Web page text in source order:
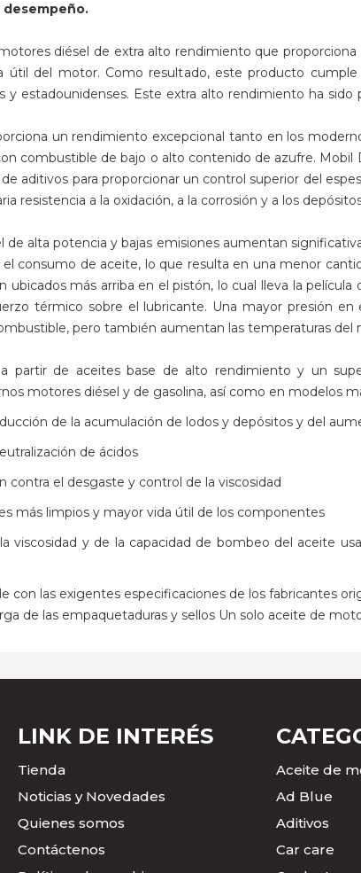
diésel de extra alto rendimiento que
útil del motor. Como resultado, este producto
estadounidenses. Este extra alto rendimiento ha
un rendimiento excepcional tanto en los
combustible de bajo o alto contenido de azufre. Mobil
aditivos para proporcionar un control superior del
resistencia a la oxidación, a la corrosión y a los
alta potencia y bajas emisiones aumentan
consumo de aceite, lo que resulta en una menor
ubicados más arriba en el pistón, lo cual lleva la
térmico sobre el lubricante. Una mayor presión
pero también aumentan las temperaturas
partir de aceites base de alto rendimiento y un
motores diésel y de gasolina, así como en modelos
de la acumulación de lodos y depósitos y del
de ácidos
contra el desgaste y control de la viscosidad
más limpios y mayor vida útil de los componentes
viscosidad y de la capacidad de bombeo del aceite
con las exigentes especificaciones de los fabricantes
de las empaquetaduras y sellos Un solo aceite de
LINK DE INTERÉS
Tienda
Noticias y Novedades
Quienes somos
Contáctenos
Aceite de
Ad Blue
Aditivos
Car care